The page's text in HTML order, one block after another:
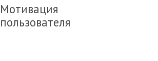
Мотивация
пользователя